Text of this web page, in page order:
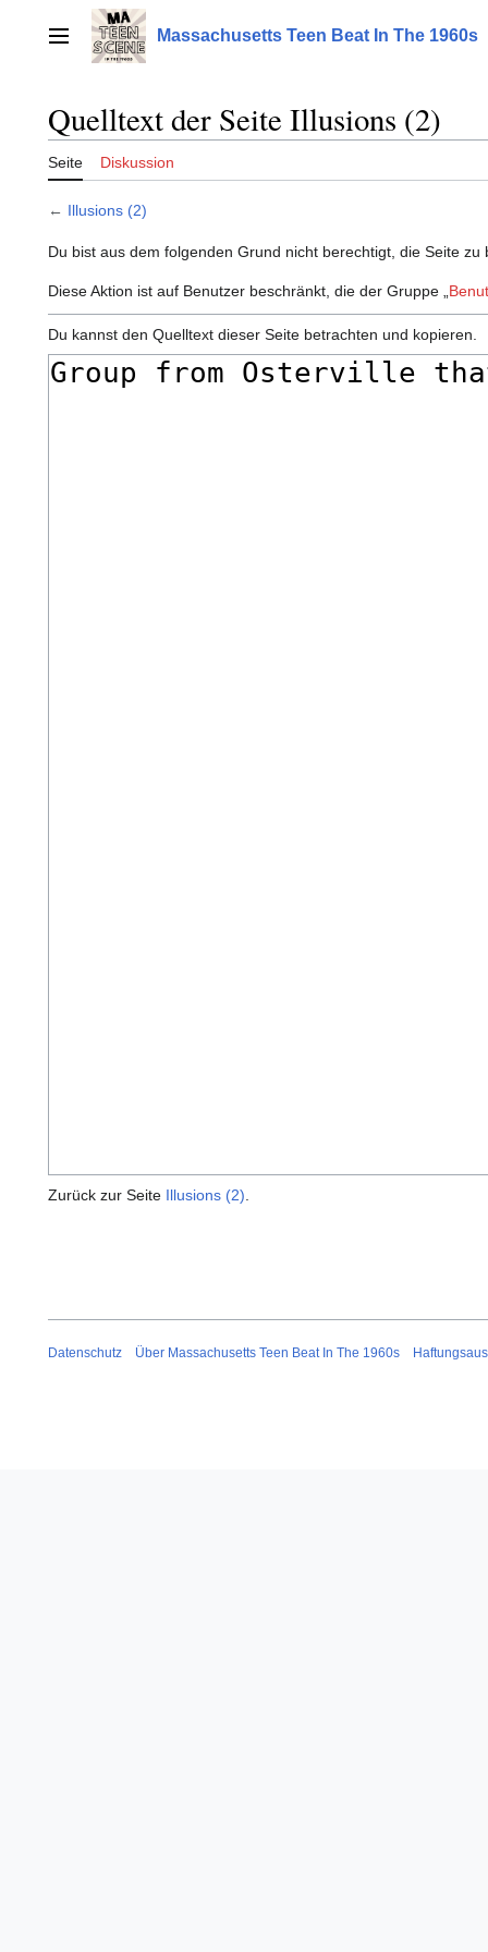
springenHauptmenü Massachusetts Teen Beat In The 1960s
Quelltext der Seite Illusions (2)
Seite Diskussion
← Illusions (2)
Du bist aus dem folgenden Grund nicht berechtigt, die Seite zu
Diese Aktion ist auf Benutzer beschränkt, die der Gruppe „
Du kannst den Quelltext dieser Seite betrachten und kopieren.
Zurück zur Seite Illusions (2).
Datenschutz Über Massachusetts Teen Beat In The 1960s